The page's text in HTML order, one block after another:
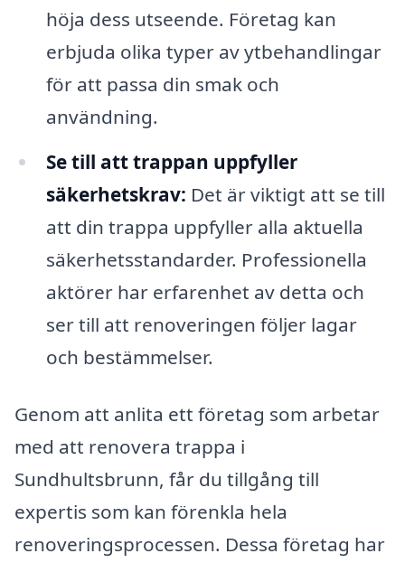
höja dess utseende. Företag kan
erbjuda olika typer av ytbehandlingar
för att passa din smak och
användning.
Se till att trappan uppfyller
säkerhetskrav: Det är viktigt att se till
att din trappa uppfyller alla aktuella
säkerhetsstandarder. Professionella
aktörer har erfarenhet av detta och
ser till att renoveringen följer lagar
och bestämmelser.
Genom att anlita ett företag som arbetar
med att renovera trappa i
Sundhultsbrunn, får du tillgång till
expertis som kan förenkla hela
renoveringsprocessen. Dessa företag har